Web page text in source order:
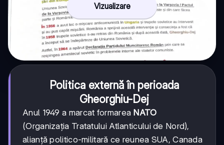
Vizualizare
Politica externă în perioada
Gheorghiu-Dej
Anul 1949 a marcat formarea NATO
(Organizația Tratatului Atlanticului de Nord),
alianță politico-militară ce reunea SUA, Canada